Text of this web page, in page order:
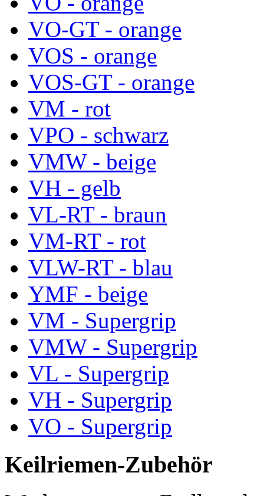
VO-GT - orange
VOS - orange
VOS-GT - orange
VM - rot
VPO - schwarz
VMW - beige
VH - gelb
VL-RT - braun
VM-RT - rot
VLW-RT - blau
YMF - beige
VM - Supergrip
VMW - Supergrip
VL - Supergrip
VH - Supergrip
VO - Supergrip
Keilriemen-Zubehör